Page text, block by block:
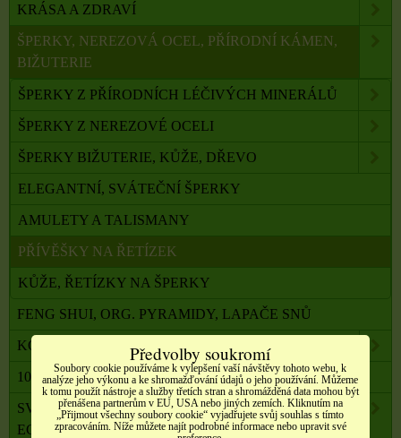
KRÁSA A ZDRAVÍ
ŠPERKY, NEREZOVÁ OCEL, PŘÍRODNÍ KÁMEN,
BIŽUTERIE
ŠPERKY Z PŘÍRODNÍCH LÉČIVÝCH MINERÁLŮ
ŠPERKY Z NEREZOVÉ OCELI
ŠPERKY BIŽUTERIE, KŮŽE, DŘEVO
ELEGANTNÍ, SVÁTEČNÍ ŠPERKY
AMULETY A TALISMANY
PŘÍVĚŠKY NA ŘETÍZEK
KŮŽE, ŘETÍZKY NA ŠPERKY
FENG SHUI, ORG. PYRAMIDY, LAPAČE SNŮ
KOMPONENTY K VÝROBĚ SVÍČEK, ŠPERKŮ
100 % PŘÍRODNÍ ESENCIÁLNÍ OLEJE SALOOS
SVÍČKY Z PALMOVÉHO A SÓJOVÉHO VOSKU
ECO
Předvolby soukromí
Soubory cookie používáme k vylepšení vaší návštěvy tohoto webu, k
analýze jeho výkonu a ke shromažďování údajů o jeho používání. Můžeme
k tomu použít nástroje a služby třetích stran a shromážděná data mohou být
přenášena partnerům v EU, USA nebo jiných zemích. Kliknutím na
„Přijmout všechny soubory cookie“ vyjadřujete svůj souhlas s tímto
zpracováním. Níže můžete najít podrobné informace nebo upravit své